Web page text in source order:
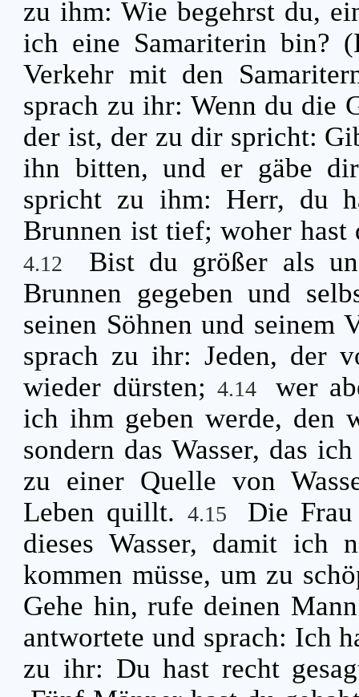
zu ihm: Wie begehrst du,
ich eine Samariterin bin?
Verkehr mit den
sprach zu ihr: Wenn du die
der ist, der zu dir spricht:
ihn bitten, und er gäbe
spricht zu ihm: Herr, du
Brunnen ist tief; woher hast
4.12
Bist du größer als
Brunnen gegeben und
seinen Söhnen und seinem
sprach zu ihr: Jeden, der
wieder dürsten; 4.14
wer
ich ihm geben werde, den
sondern das Wasser, das
zu einer Quelle von
Leben quillt. 4.15
Die
dieses Wasser, damit ich
kommen müsse, um zu
Gehe hin, rufe deinen
antwortete und sprach: Ich
zu ihr: Du hast recht